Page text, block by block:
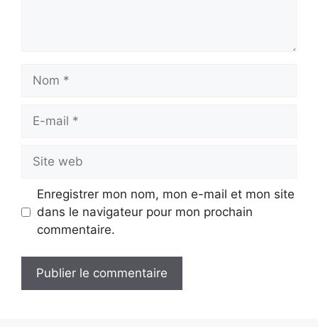
mail
web
Enregistrer mon nom, mon e-mail et mon site
dans le navigateur pour mon prochain
commentaire.